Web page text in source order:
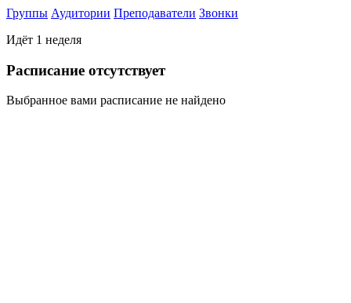
Группы Аудитории Преподаватели Звонки
Идёт 1 неделя
Раcписание отсутствует
Выбранное вами расписание не найдено